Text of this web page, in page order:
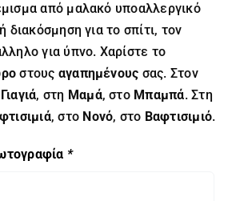
από μαλακό υποαλλεργικό
διακόσμηση για το σπίτι, τον
για ύπνο. Χαρίστε το
στους αγαπημένους σας. Στον
Γιαγιά, στη Μαμά, στο Μπαμπά. Στη
, στο Νονό, στο Βαφτισιμιό.
*